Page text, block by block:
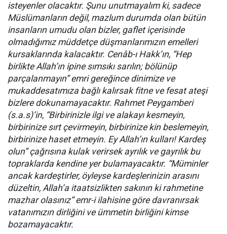
isteyenler olacaktır. Şunu unutmayalım ki, sadece
Müslümanların değil, mazlum durumda olan bütün
insanların umudu olan bizler, gaflet içerisinde
olmadığımız müddetçe düşmanlarımızın emelleri
kursaklarında kalacaktır. Cenâb-ı Hakk’ın, “Hep
birlikte Allah’ın ipine sımsıkı sarılın; bölünüp
parçalanmayın” emri gereğince dinimize ve
mukaddesatımıza bağlı kalırsak fitne ve fesat ateşi
bizlere dokunamayacaktır. Rahmet Peygamberi
(s.a.s)’in, “Birbirinizle ilgi ve alakayı kesmeyin,
birbirinize sırt çevirmeyin, birbirinize kin beslemeyin,
birbirinize haset etmeyin. Ey Allah’ın kulları! Kardeş
olun” çağrısına kulak verirsek ayrılık ve gayrılık bu
topraklarda kendine yer bulamayacaktır. “Müminler
ancak kardeştirler, öyleyse kardeşlerinizin arasını
düzeltin, Allah’a itaatsizlikten sakının ki rahmetine
mazhar olasınız” emr-i ilahisine göre davranırsak
vatanımızın dirliğini ve ümmetin birliğini kimse
bozamayacaktır.